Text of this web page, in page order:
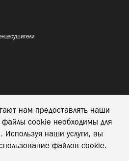
нам предоставлять наши
файлы cookie необходимы для
Используя наши услуги, вы
файлов cookie.